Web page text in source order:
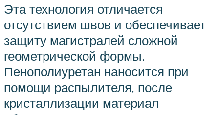
Эта технология отличается
отсутствием швов и обеспечивает
защиту магистралей сложной
геометрической формы.
Пенополиуретан наносится при
помощи распылителя, после
кристаллизации материал